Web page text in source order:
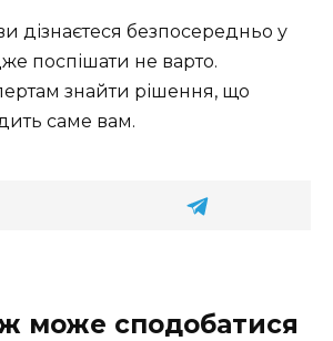
дізнаєтеся безпосередньо у
поспішати не варто.
знайти рішення, що
саме вам.
може сподобатися